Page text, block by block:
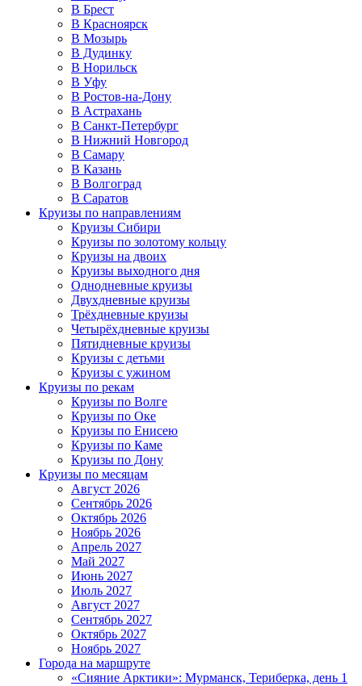
В Брест
В Красноярск
В Мозырь
В Дудинку
В Норильск
В Уфу
В Ростов-на-Дону
В Астрахань
В Санкт-Петербург
В Нижний Новгород
В Самару
В Казань
В Волгоград
В Саратов
Круизы по направлениям
Круизы Сибири
Круизы по золотому кольцу
Круизы на двоих
Круизы выходного дня
Однодневные круизы
Двухдневные круизы
Трёхдневные круизы
Четырёхдневные круизы
Пятидневные круизы
Круизы с детьми
Круизы с ужином
Круизы по рекам
Круизы по Волге
Круизы по Оке
Круизы по Енисею
Круизы по Каме
Круизы по Дону
Круизы по месяцам
Август 2026
Сентябрь 2026
Октябрь 2026
Ноябрь 2026
Апрель 2027
Май 2027
Июнь 2027
Июль 2027
Август 2027
Сентябрь 2027
Октябрь 2027
Ноябрь 2027
Города на маршруте
«Сияние Арктики»: Мурманск, Териберка, день 1